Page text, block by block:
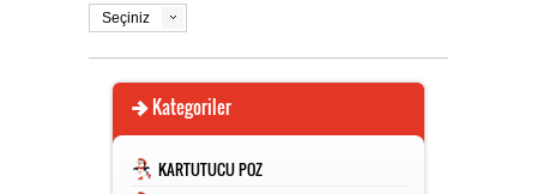
Seçiniz
Kategoriler
KARTUTUCU POZ